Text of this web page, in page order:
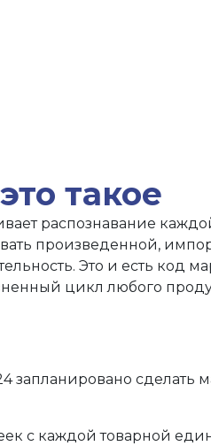
такое
распознавание
произведенной,
Это и есть код
цикл любого
запланировано сделать
с каждой товарной